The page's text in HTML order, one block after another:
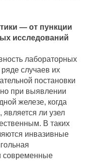
— от пункции
исследований
лабораторных
случаев их
постановки
при выявлении
железе, когда
является ли узел
В таких
инвазивные
современные